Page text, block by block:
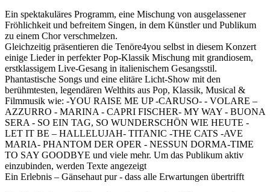
Ein spektakuläres Programm, eine Mischung von ausgelassener
Fröhlichkeit und befreitem Singen, in dem Künstler und Publikum
zu einem Chor verschmelzen.
Gleichzeitig präsentieren die Tenöre4you selbst in diesem Konzert
einige Lieder in perfekter Pop-Klassik Mischung mit grandiosem,
erstklassigem Live-Gesang in italienischem Gesangsstil.
Phantastische Songs und eine elitäre Licht-Show mit den
berühmtesten, legendären Welthits aus Pop, Klassik, Musical &
Filmmusik wie: -YOU RAISE ME UP -CARUSO- - VOLARE –
AZZURRO - MARINA - CAPRI FISCHER- MY WAY - BUONA
SERA - SO EIN TAG, SO WUNDERSCHÖN WIE HEUTE -
LET IT BE – HALLELUJAH- TITANIC -THE CATS -AVE
MARIA- PHANTOM DER OPER - NESSUN DORMA-TIME
TO SAY GOODBYE und viele mehr. Um das Publikum aktiv
einzubinden, werden Texte angezeigt
Ein Erlebnis – Gänsehaut pur - dass alle Erwartungen übertrifft